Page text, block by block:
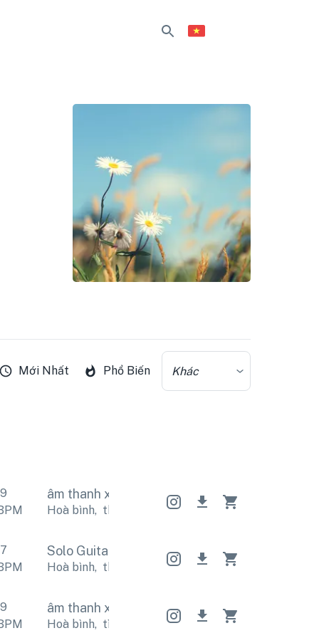
Mới Nhất Phổ Biến Khác
âm thanh xung quanh âm thanh xung quanh
Hoà bình, thiền định Hoà bình thiền định
Solo Guitar Solo Guitar Solo Guitar
Hoà bình, thư giãn Hoà bình, thư giãn
âm thanh xung quanh âm thanh xung quanh
Hoà bình, tình cảm Hoà bình, tình cảm